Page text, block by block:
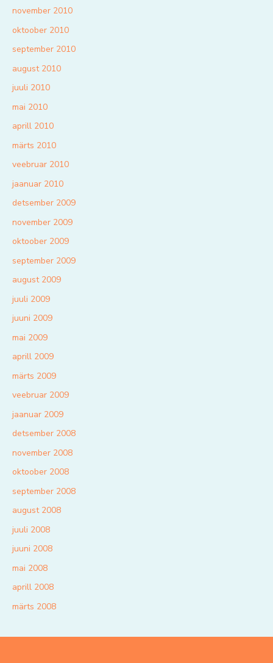
november 2010
oktoober 2010
september 2010
august 2010
juuli 2010
mai 2010
aprill 2010
märts 2010
veebruar 2010
jaanuar 2010
detsember 2009
november 2009
oktoober 2009
september 2009
august 2009
juuli 2009
juuni 2009
mai 2009
aprill 2009
märts 2009
veebruar 2009
jaanuar 2009
detsember 2008
november 2008
oktoober 2008
september 2008
august 2008
juuli 2008
juuni 2008
mai 2008
aprill 2008
märts 2008